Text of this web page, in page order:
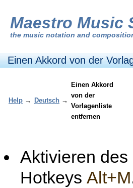
Maestro Music
the music notation and
Einen Akkord von der
Help → Deutsch →
Einen Akkord
von der
Vorlagenliste
entfernen
Aktivieren
Hotkeys Alt+M